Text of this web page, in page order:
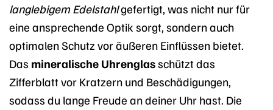
langlebigem Edelstahlgefertigt, was nicht nur für
eine ansprechende Optik sorgt, sondern auch
optimalen Schutz vor äußeren Einflüssen bietet.
Das mineralische Uhrenglasschützt das
Zifferblatt vor Kratzern und Beschädigungen,
sodass du lange Freude an deiner Uhr hast. Die